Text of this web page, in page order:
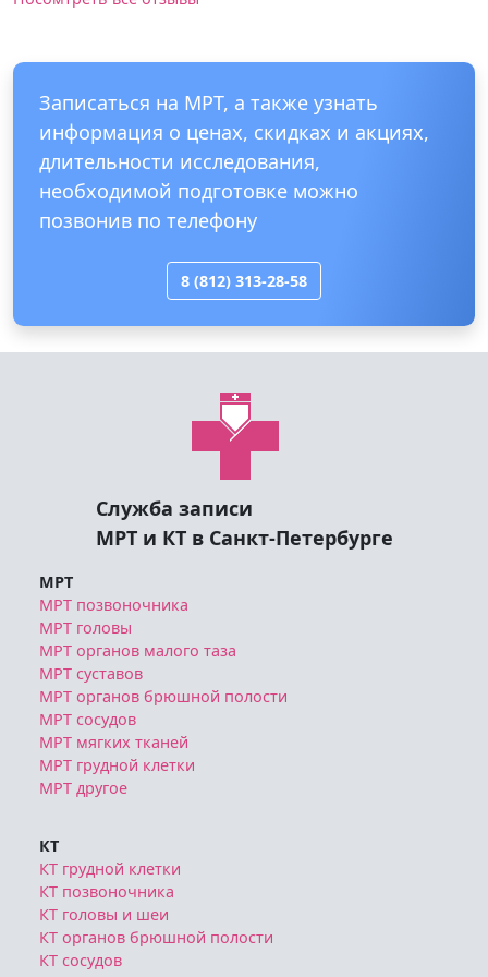
Посомтреть все отзывы
Записаться на МРТ, а также узнать
длительности исследования,
необходимой подготовке можно
позвонив по телефону
8 (812) 313-28-58
Служба записи
МРТ и КТ в Санкт-Петербурге
МРТ
МРТ позвоночника
МРТ головы
МРТ органов малого таза
МРТ суставов
МРТ мягких тканей
МРТ грудной клетки
МРТ другое
КТ